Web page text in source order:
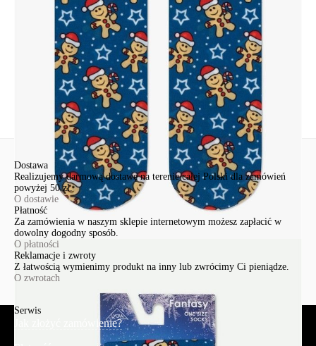
+48 500-503-636
info@conteshop.pl
Ten produkt nie ma pytań Możesz zadać pytanie, klikając przycisk
Zadaj pytanie
Nowe pytanie
Dostawa
Realizujemy darmową dostawę na terenie całej Polski dla zamówień
powyżej 50 zł.
O dostawie
Płatność
Za zamówienia w naszym sklepie internetowym możesz zapłacić w
dowolny dogodny sposób.
O płatności
Reklamacje i zwroty
Z łatwością wymienimy produkt na inny lub zwrócimy Ci pieniądze.
O zwrotach
Serwis
Jak złożyć zamówienie?